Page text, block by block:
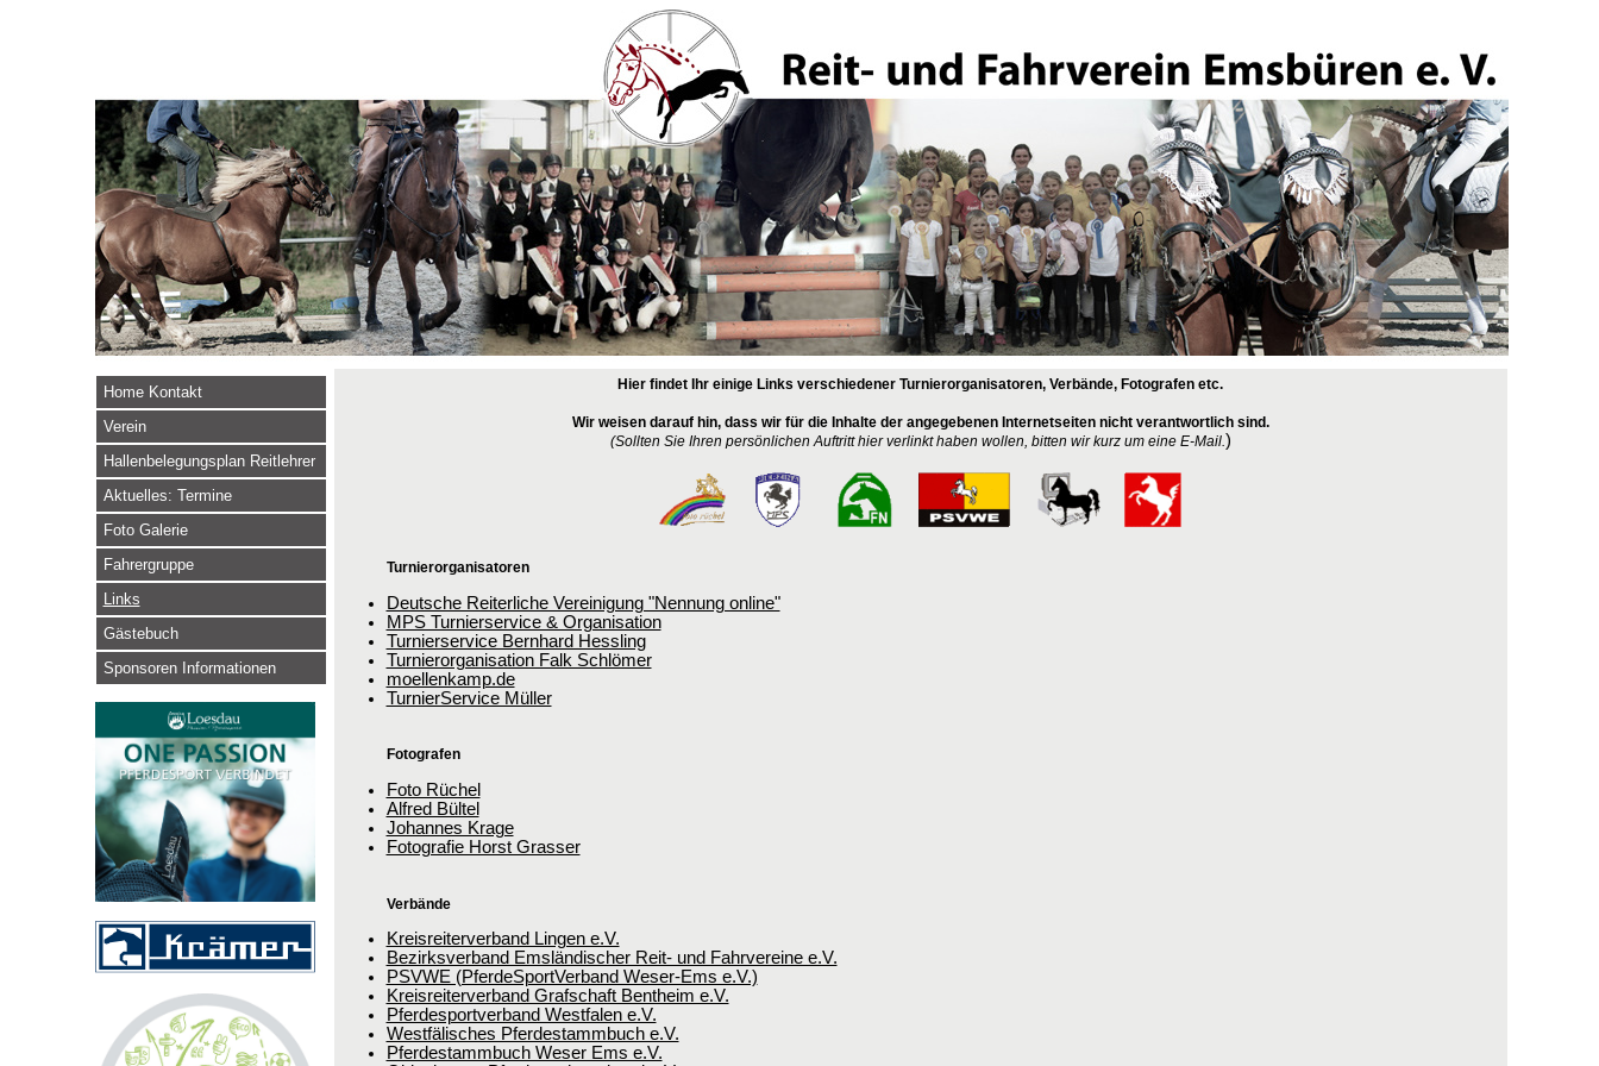
Home Kontakt
Verein
Hallenbelegungsplan Reitlehrer
Aktuelles: Termine
Foto Galerie
Fahrergruppe
Links
Gästebuch
Sponsoren Informationen
Hier findet Ihr einige Links verschiedener Turnierorganisatoren, Verbände, Fotografen etc.
Wir weisen darauf hin, dass wir für die Inhalte der angegebenen Internetseiten nicht verantwortlich sind.
(Sollten Sie Ihren persönlichen Auftritt hier verlinkt haben wollen, bitten wir kurz um eine E-Mail.)
Turnierorganisatoren
Deutsche Reiterliche Vereinigung "Nennung online"
MPS Turnierservice & Organisation
Turnierservice Bernhard Hessling
Turnierorganisation Falk Schlömer
moellenkamp.de
TurnierService Müller
Fotografen
Foto Rüchel
Alfred Bültel
Johannes Krage
Fotografie Horst Grasser
Verbände
Kreisreiterverband Lingen e.V.
Bezirksverband Emsländischer Reit- und Fahrvereine e.V.
PSVWE (PferdeSportVerband Weser-Ems e.V.)
Kreisreiterverband Grafschaft Bentheim e.V.
Pferdesportverband Westfalen e.V.
Westfälisches Pferdestammbuch e.V.
Pferdestammbuch Weser Ems e.V.